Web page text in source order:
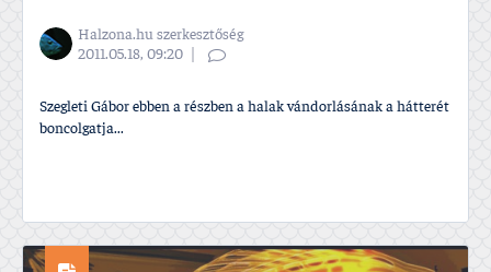
Halzona.hu szerkesztőség
2011.05.18, 09:20
Szegleti Gábor ebben a részben a halak vándorlásának a hátterét
boncolgatja...